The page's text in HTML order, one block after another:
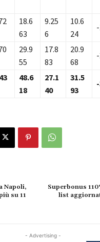
18.6
63
9.25
6
10.6
24
29.9
55
17.8
83
20.9
68
48.6
18
27.1
40
31.5
93
Napoli,
su 11
Superbonus
list
- Advertising -